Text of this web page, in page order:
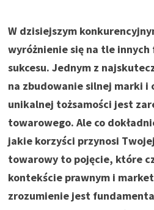
W dzisiejszym
wyróżnienie się na tle
sukcesu. Jednym z
na zbudowanie silnej marki i
unikalnej tożsamości jest
towarowego. Ale co
jakie korzyści przynosi
towarowy to pojęcie, które
kontekście prawnym i
zrozumienie jest